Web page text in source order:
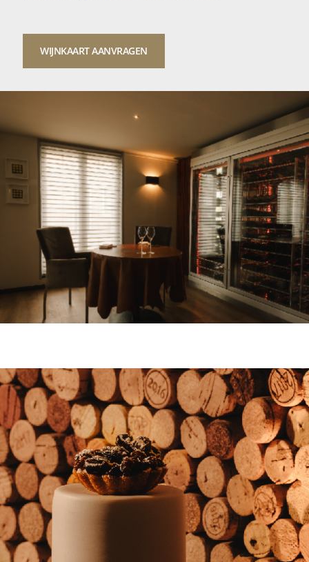
WIJNKAART AANVRAGEN